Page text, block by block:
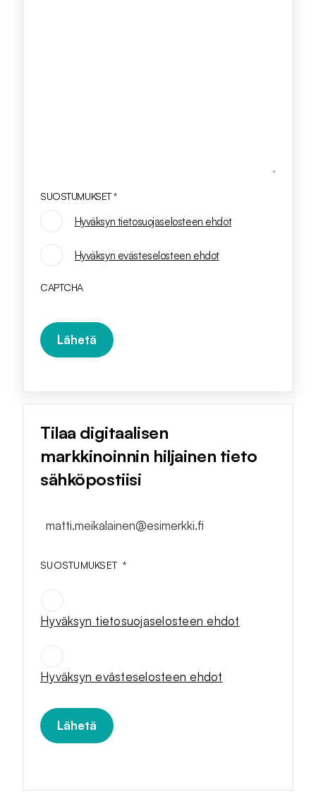
SUOSTUMUKSET *
Hyväksyn tietosuojaselosteen ehdot
SUOSTUMUKSETHyväksyn evästeselosteen ehdot
CAPTCHA
Tilaa digitaalisen
markkinoinnin hiljainen tieto
sähköpostiisi
SUOSTUMUKSET *
Hyväksyn tietosuojaselosteen ehdot
SUOSTUMUKSET
Hyväksyn evästeselosteen ehdot